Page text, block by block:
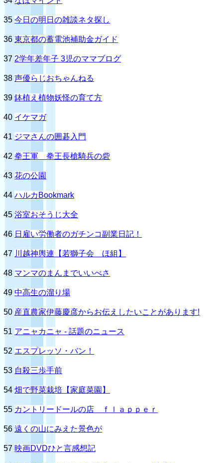
35 今日の明日の雑談ネタ探し
36 東京都の蓄電池補助金ガイド
37 2学年差年子 3児のママブログ
38 声優らじおちゃんねる
39 鉢植え植物妖怪の育て方
40 イケマガ
41 ジマさんの囲碁入門
42 拳王軍 拳王長槍騎兵の砦
43 花の公園
44 ハルカBookmark
45 浴室おそうじ大全
46 日雇い労働者のガチンコ副業日記！
47 川越神輿連【若獅子会 ほ組】
48 マンマのまんまでいいべさ
49 中高生の溜り場
50 産直農家伊藤慶彦からお伝えしたいことがあります!
51 アニャカニャ - 話題のニュース
52 エスプレッソ・バン！
53 自殺三歩手前
54 畑で野菜栽培【家庭菜園】
55 カントリードールの店 ｆｌａｐｐｅｒ
56 遠くの山にみえた景色が
57 映画DVDひと言感想記